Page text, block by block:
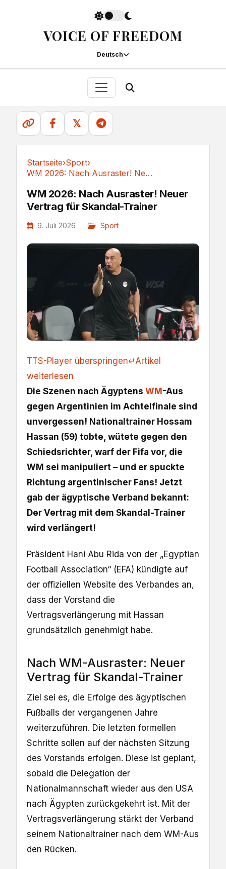
VOICE OF FREEDOM
Deutsch
𝕏
Startseite›Sport›
WM 2026: Nach Ausraster! Neuer Vertrag für...
WM 2026: Nach Ausraster! Neuer
Vertrag für Skandal-Trainer
9. Juli 2026 Sport
TTS-Player überspringen↵Artikel
weiterlesen
Die Szenen nach Ägyptens WM -Aus
gegen Argentinien im Achtelfinale sind
unvergessen! Nationaltrainer Hossam
Hassan (59) tobte, wütete gegen den
Schiedsrichter, warf der Fifa vor, die
WM sei manipuliert – und er spuckte
Richtung argentinischer Fans! Jetzt
gab der ägyptische Verband bekannt:
Der Vertrag mit dem Skandal-Trainer
wird verlängert!
Präsident Hani Abu Rida von der „Egyptian
Football Association“ (EFA) kündigte auf
der offiziellen Website des Verbandes an,
dass der Vorstand die
Vertragsverlängerung mit Hassan
grundsätzlich genehmigt habe.
Nach WM-Ausraster: Neuer
Vertrag für Skandal-Trainer
Ziel sei es, die Erfolge des ägyptischen
Fußballs der vergangenen Jahre
weiterzuführen. Die letzten formellen
Schritte sollen auf der nächsten Sitzung
des Vorstands erfolgen. Diese ist geplant,
sobald die Delegation der
Nationalmannschaft wieder aus den USA
nach Ägypten zurückgekehrt ist. Mit der
Vertragsverlängerung stärkt der Verband
seinem Nationaltrainer nach dem WM-Aus
den Rücken.